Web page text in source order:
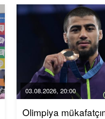
03.08.2026, 20:00
Olimpiya